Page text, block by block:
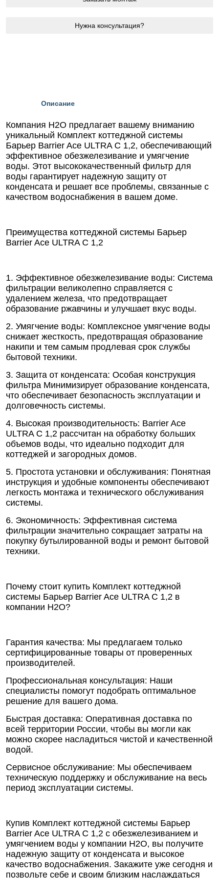
Нужна консультация?
Описание
Компания Н2О предлагает вашему вниманию
уникальный Комплект коттеджной системы
Барьер Barrier Ace ULTRA C 1,2, обеспечивающий
эффективное обезжелезивание и умягчение
воды. Этот высококачественный фильтр для
воды гарантирует надежную защиту от
конденсата и решает все проблемы, связанные с
качеством водоснабжения в вашем доме.
Преимущества коттеджной системы Барьер
Barrier Ace ULTRA C 1,2
1. Эффективное обезжелезивание воды: Система
фильтрации великолепно справляется с
удалением железа, что предотвращает
образование ржавчины и улучшает вкус воды.
2. Умягчение воды: Комплексное умягчение воды
снижает жесткость, предотвращая образование
накипи и тем самым продлевая срок службы
бытовой техники.
3. Защита от конденсата: Особая конструкция
фильтра Минимизирует образование конденсата,
что обеспечивает безопасность эксплуатации и
долговечность системы.
4. Высокая производительность: Barrier Ace
ULTRA C 1,2 рассчитан на обработку больших
объемов воды, что идеально подходит для
коттеджей и загородных домов.
5. Простота установки и обслуживания: Понятная
инструкция и удобные компоненты обеспечивают
легкость монтажа и технического обслуживания
системы.
6. Экономичность: Эффективная система
фильтрации значительно сокращает затраты на
покупку бутылированной воды и ремонт бытовой
техники.
Почему стоит купить Комплект коттеджной
системы Барьер Barrier Ace ULTRA C 1,2 в
компании Н2О?
Гарантия качества: Мы предлагаем только
сертифицированные товары от проверенных
производителей.
Профессиональная консультация: Наши
специалисты помогут подобрать оптимальное
решение для вашего дома.
Быстрая доставка: Оперативная доставка по
всей территории России, чтобы вы могли как
можно скорее насладиться чистой и качественной
водой.
Сервисное обслуживание: Мы обеспечиваем
техническую поддержку и обслуживание на весь
период эксплуатации системы.
Купив Комплект коттеджной системы Барьер
Barrier Ace ULTRA C 1,2 с обезжелезиванием и
умягчением воды у компании Н2О, вы получите
надежную защиту от конденсата и высокое
качество водоснабжения. Закажите уже сегодня и
позвольте себе и своим близким наслаждаться